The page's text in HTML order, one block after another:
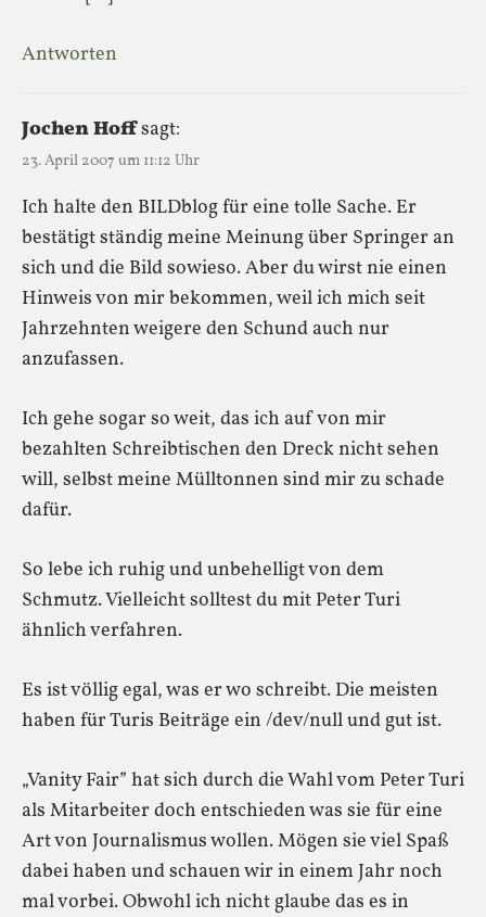
Antworten
Jochen Hoffsagt:
23. April 2007 um 11:12 Uhr
Ich halte den BILDblog für eine tolle Sache. Er
bestätigt ständig meine Meinung über Springer an
sich und die Bild sowieso. Aber du wirst nie einen
Hinweis von mir bekommen, weil ich mich seit
Jahrzehnten weigere den Schund auch nur
anzufassen.
Ich gehe sogar so weit, das ich auf von mir
bezahlten Schreibtischen den Dreck nicht sehen
will, selbst meine Mülltonnen sind mir zu schade
dafür.
So lebe ich ruhig und unbehelligt von dem
Schmutz. Vielleicht solltest du mit Peter Turi
ähnlich verfahren.
Es ist völlig egal, was er wo schreibt. Die meisten
haben für Turis Beiträge ein /dev/null und gut ist.
„Vanity Fair” hat sich durch die Wahl vom Peter Turi
als Mitarbeiter doch entschieden was sie für eine
Art von Journalismus wollen. Mögen sie viel Spaß
dabei haben und schauen wir in einem Jahr noch
mal vorbei. Obwohl ich nicht glaube das es in